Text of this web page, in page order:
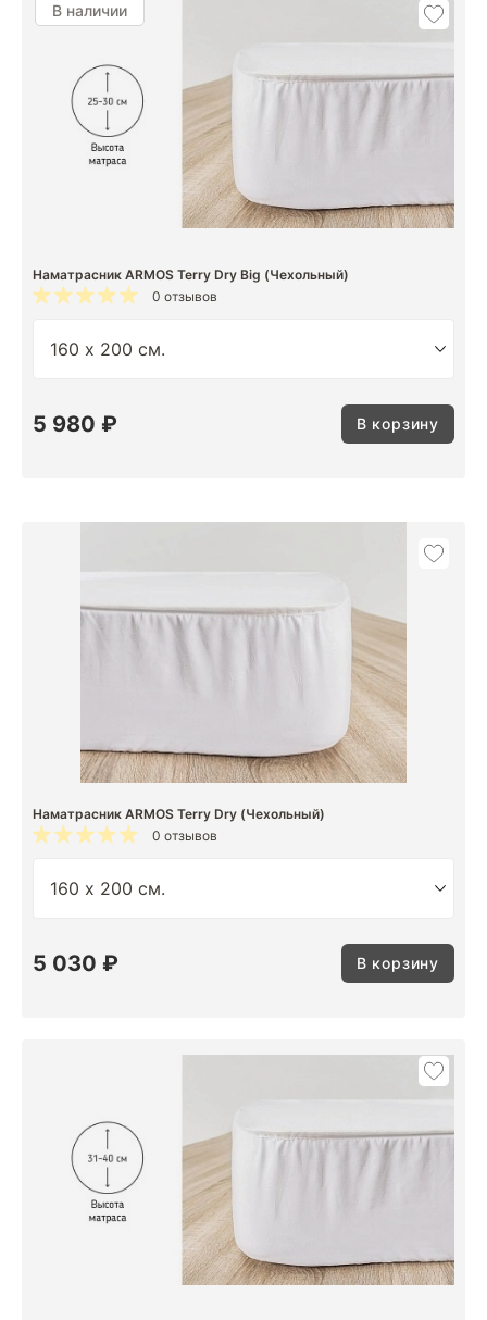
В наличии
Наматрасник ARMOS Terry Dry Big (Чехольный)
0 отзывов
5 980 ₽ В корзину
Наматрасник ARMOS Terry Dry (Чехольный)
0 отзывов
5 030 ₽ В корзину